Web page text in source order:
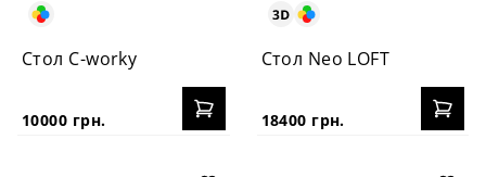
Стол C-worky
10000 грн.
Стол Neo LOFT
18400 грн.